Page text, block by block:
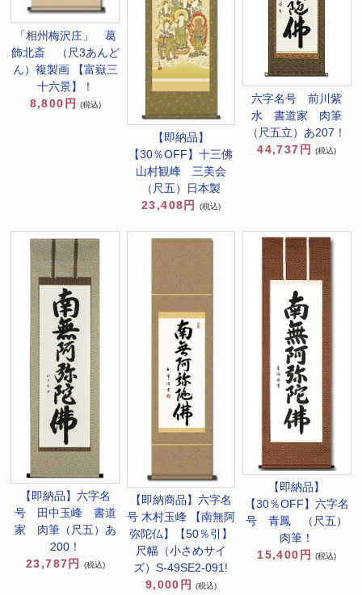
「相州梅沢庄」 葛
飾北斎 （尺3あんど
ん）複製画 【富嶽三
十六景】！
8,800円
(税込)
【即納品】
【30％OFF】十三佛
山村観峰 三美会
（尺五）日本製
23,408円
(税込)
六字名号 前川紫
水 書道家 肉筆
（尺五立）あ207！
44,737円
(税込)
【即納品】六字名
号 田中玉峰 書道
家 肉筆（尺五）あ
200！
23,787円
(税込)
【即納商品】六字名
号 木村玉峰 【南無阿
弥陀仏】【50％引】
尺幅（小さめサイ
ズ）S-49SE2-091!
9,000円
(税込)
【即納品】
【30％OFF】六字名
号 青鳳 （尺五）
肉筆！
15,400円 (税込)